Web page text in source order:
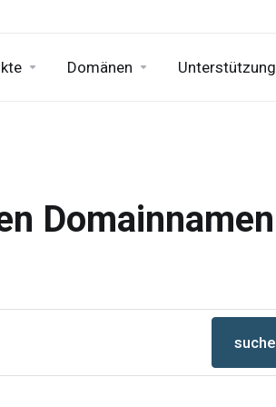
Domänen Unterstützung
Domainnamen